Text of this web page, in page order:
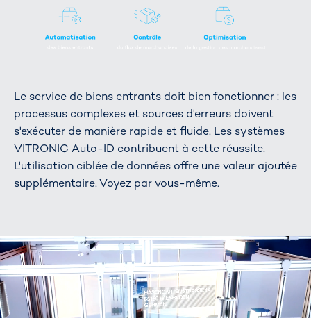
Le service de biens entrants doit bien fonctionner : les
processus complexes et sources d'erreurs doivent
s'exécuter de manière rapide et fluide. Les systèmes
VITRONIC Auto-ID contribuent à cette réussite.
L'utilisation ciblée de données offre une valeur ajoutée
supplémentaire. Voyez par vous-même.